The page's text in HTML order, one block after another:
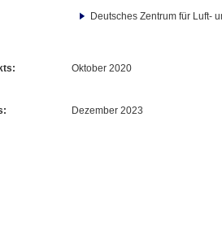
Deutsches Zentrum für Luft-
Oktober 2020
Dezember 2023